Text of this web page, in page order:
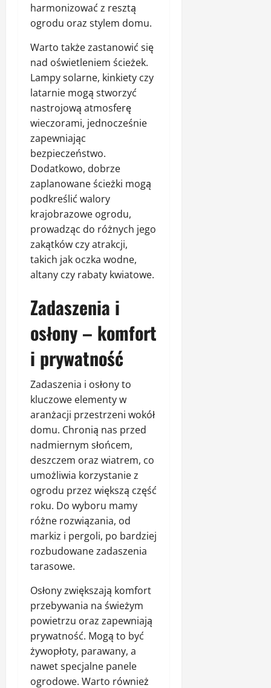
harmonizować z resztą
ogrodu oraz stylem domu.
Warto także zastanowić się
nad oświetleniem ścieżek.
Lampy solarne, kinkiety czy
latarnie mogą stworzyć
nastrojową atmosferę
wieczorami, jednocześnie
zapewniając
bezpieczeństwo.
Dodatkowo, dobrze
zaplanowane ścieżki mogą
podkreślić walory
krajobrazowe ogrodu,
prowadząc do różnych jego
zakątków czy atrakcji,
takich jak oczka wodne,
altany czy rabaty kwiatowe.
Zadaszenia i
osłony – komfort
i prywatność
Zadaszenia i osłony to
kluczowe elementy w
aranżacji przestrzeni wokół
domu. Chronią nas przed
nadmiernym słońcem,
deszczem oraz wiatrem, co
umożliwia korzystanie z
ogrodu przez większą część
roku. Do wyboru mamy
różne rozwiązania, od
markiz i pergoli, po bardziej
rozbudowane zadaszenia
tarasowe.
Osłony zwiększają komfort
przebywania na świeżym
powietrzu oraz zapewniają
prywatność. Mogą to być
żywopłoty, parawany, a
nawet specjalne panele
ogrodowe. Warto również